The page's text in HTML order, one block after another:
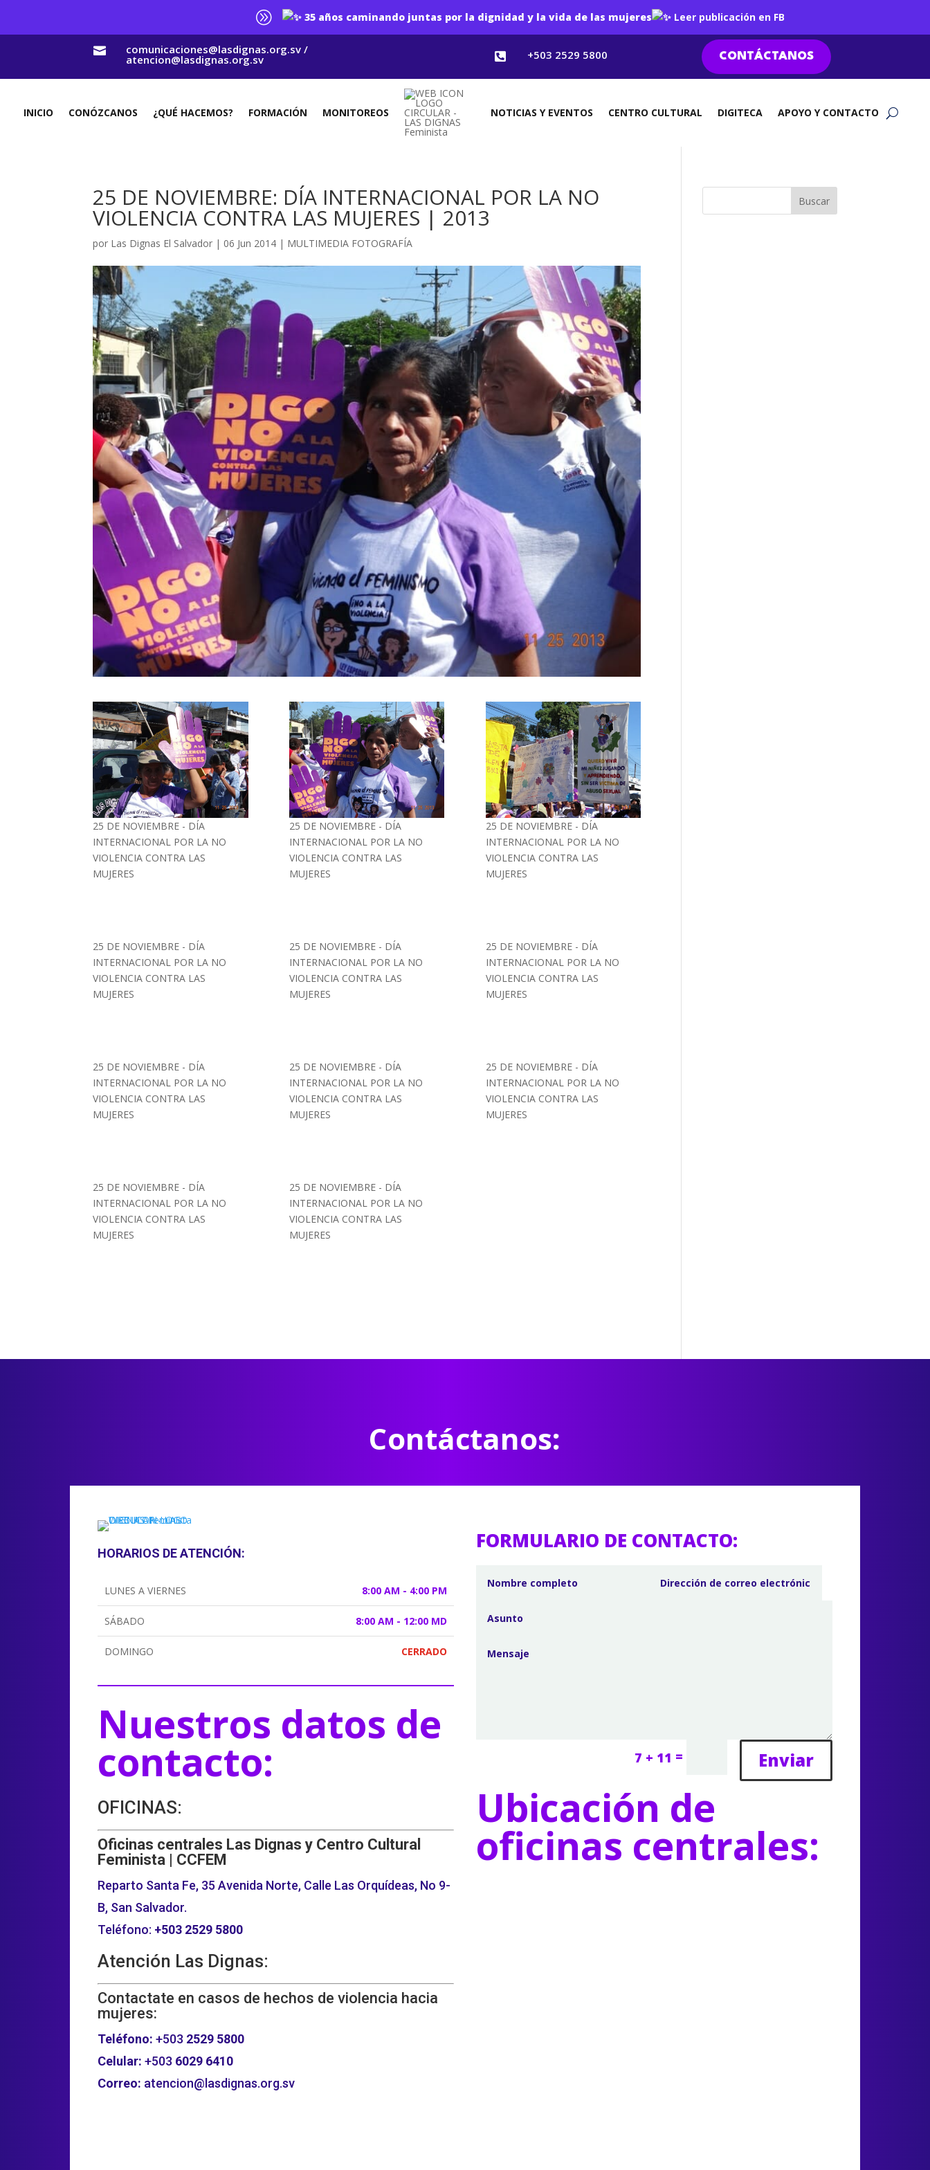
A 35 años caminando juntas por la dignidad y la vida de las mujeres Leer publicación en FB
 comunicaciones@lasdignas.org.sv /
atencion@lasdignas.org.sv  +503 2529 5800 CONTÁCTANOS
INICIO CONÓZCANOS ¿QUÉ HACEMOS? FORMACIÓN MONITOREOS NOTICIAS Y EVENTOS CENTRO CULTURAL DIGITECA APOYO Y CONTACTO
25 DE NOVIEMBRE: DÍA INTERNACIONAL POR LA NO
VIOLENCIA CONTRA LAS MUJERES | 2013
por Las Dignas El Salvador | 06 Jun 2014 | MULTIMEDIA FOTOGRAFÍA
25 DE NOVIEMBRE - DÍA
INTERNACIONAL POR LA NO
VIOLENCIA CONTRA LAS
MUJERES
25 DE NOVIEMBRE - DÍA
INTERNACIONAL POR LA NO
VIOLENCIA CONTRA LAS
MUJERES
25 DE NOVIEMBRE - DÍA
INTERNACIONAL POR LA NO
VIOLENCIA CONTRA LAS
MUJERES
25 DE NOVIEMBRE - DÍA
INTERNACIONAL POR LA NO
VIOLENCIA CONTRA LAS
MUJERES
25 DE NOVIEMBRE - DÍA
INTERNACIONAL POR LA NO
VIOLENCIA CONTRA LAS
MUJERES
25 DE NOVIEMBRE - DÍA
INTERNACIONAL POR LA NO
VIOLENCIA CONTRA LAS
MUJERES
25 DE NOVIEMBRE - DÍA
INTERNACIONAL POR LA NO
VIOLENCIA CONTRA LAS
MUJERES
25 DE NOVIEMBRE - DÍA
INTERNACIONAL POR LA NO
VIOLENCIA CONTRA LAS
MUJERES
25 DE NOVIEMBRE - DÍA
INTERNACIONAL POR LA NO
VIOLENCIA CONTRA LAS
MUJERES
25 DE NOVIEMBRE - DÍA
INTERNACIONAL POR LA NO
VIOLENCIA CONTRA LAS
MUJERES
25 DE NOVIEMBRE - DÍA
INTERNACIONAL POR LA NO
VIOLENCIA CONTRA LAS
MUJERES
Contáctanos:
HORARIOS DE ATENCIÓN:
LUNES A VIERNES 8:00 AM - 4:00 PM
SÁBADO 8:00 AM - 12:00 MD
DOMINGO CERRADO
Nuestros datos de
contacto:
OFICINAS:
Oficinas centrales Las Dignas y Centro Cultural
Feminista | CCFEM
Reparto Santa Fe, 35 Avenida Norte, Calle Las Orquídeas, No 9-
B, San Salvador.
Teléfono: +503 2529 5800
Atención Las Dignas:
Contactate en casos de hechos de violencia hacia
mujeres:
Teléfono: +503 2529 5800
Celular: +503 6029 6410
Correo: atencion@lasdignas.org.sv
FORMULARIO DE CONTACTO:
7 + 11 = Enviar
Ubicación de
oficinas centrales: